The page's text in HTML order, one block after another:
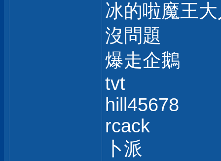
冰的啦魔王
沒問題
爆走企鵝
tvt
hill45678
rcack
卜派